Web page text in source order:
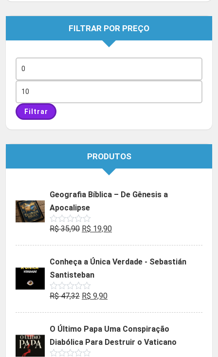
FILTRAR POR PREÇO
mínimo
máximo
Filtrar
PRODUTOS
Geografia Bíblica – De Gênesis a
Apocalipse
Avaliação
de
R$35,90 O
era:
R$ 35,90.
R$ 19,90O
é:
Conheça a Única Verdade - Sebastián
Santisteban
Avaliação
de
R$47,32 O
era:
R$ 47,32.
R$ 9,90O
é:
R$ 9,90.
O Último Papa Uma Conspiração
Diabólica Para Destruir o Vaticano